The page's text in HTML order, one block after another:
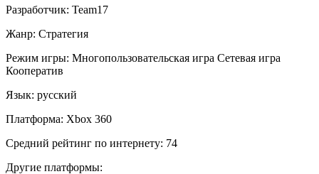
Разработчик: Team17
Жанр: Стратегия
Режим игры: Многопользовательская игра Сетевая игра
Кооператив
Язык: русский
Платформа: Xbox 360
Средний рейтинг по интернету: 74
Другие платформы: